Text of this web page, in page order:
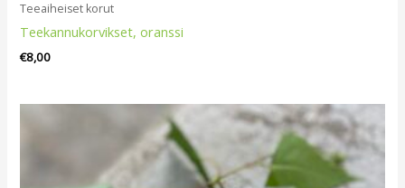
Teeaiheiset korut
Teekannukorvikset, oranssi
€8,00